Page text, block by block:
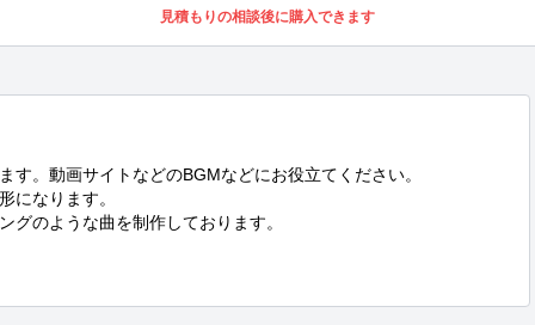
見積もりの相談後に購入できます
す。動画サイトなどのBGMなどにお役立てください。
になります。
グのような曲を制作しております。